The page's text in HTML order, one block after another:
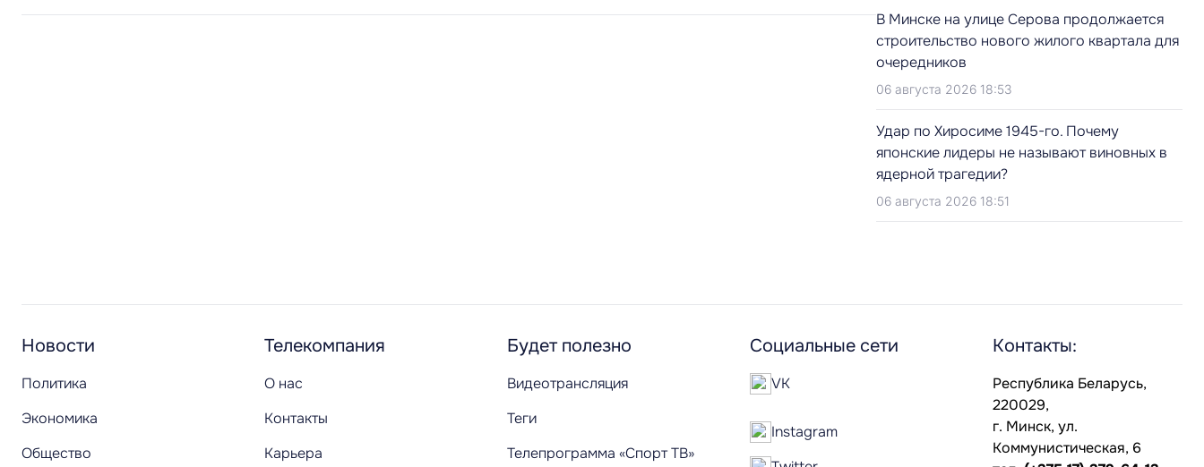
В Минске на улице Серова продолжается
строительство нового жилого квартала для
очередников
06 августа 2026 18:53
Удар по Хиросиме 1945-го. Почему
японские лидеры не называют виновных в
ядерной трагедии?
06 августа 2026 18:51
Новости
Политика
Экономика
Общество
Телекомпания
О нас
Контакты
Карьера
Будет полезно
Видеотрансляция
Теги
Телепрограмма «Спорт ТВ»
Социальные сети
VK
Instagram
Контакты:
Республика Беларусь,
220029,
г. Минск, ул.
Коммунистическая, 6